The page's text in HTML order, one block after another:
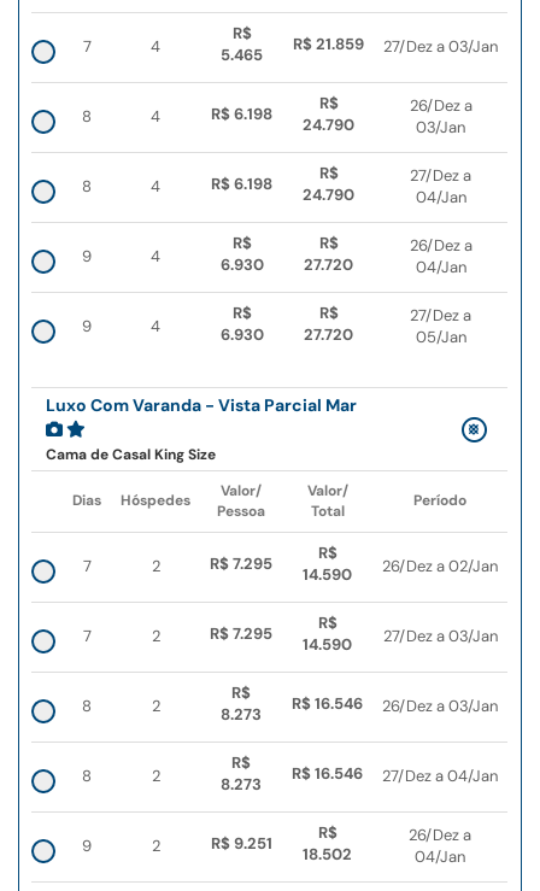
7 4
R$
5.465
R$ 21.859 27/Dez a 03/Jan
8 4 R$ 6.198
R$
24.790
26/Dez a
03/Jan
8 4 R$ 6.198
R$
24.790
27/Dez a
04/Jan
9 4
R$
6.930
R$
27.720
26/Dez a
04/Jan
9 4
R$
6.930
R$
27.720
27/Dez a
05/Jan
Luxo Com Varanda - Vista Parcial Mar
Cama de Casal King Size
Dias Hóspedes
Valor/
Pessoa
Valor/
Total
Período
7 2 R$ 7.295
R$
14.590
26/Dez a 02/Jan
7 2 R$ 7.295
R$
14.590
27/Dez a 03/Jan
8 2
R$
8.273
R$ 16.546 26/Dez a 03/Jan
8 2
R$
8.273
R$ 16.546 27/Dez a 04/Jan
9 2 R$ 9.251
R$
18.502
26/Dez a
04/Jan